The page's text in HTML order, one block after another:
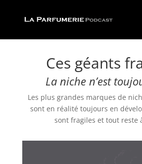
Ces géants
La niche n’est
Les plus grandes marques de
sont en réalité toujours en
sont fragiles et tout reste